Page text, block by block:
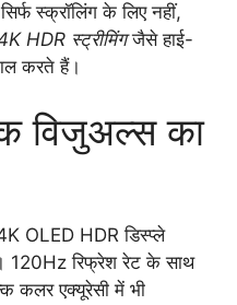
स्क्रॉलिंग के लिए नहीं,
HDR स्ट्रीमिंगजैसे हाई-
करते हैं।
विजुअल्स का
OLED HDR डिस्प्ले
120Hz रिफ्रेश रेट के साथ
कलर एक्यूरेसी में भी